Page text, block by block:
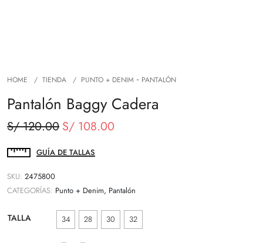
HOME TIENDA PUNTO + DENIM - PANTALÓN
Pantalón Baggy Cadera
S/120.00 El
original
S/ 108.00El
GUÍA DE TALLAS
SKU: 2475800
CATEGORÍAS: Punto + Denim, Pantalón
TALLA 34 28 30 32